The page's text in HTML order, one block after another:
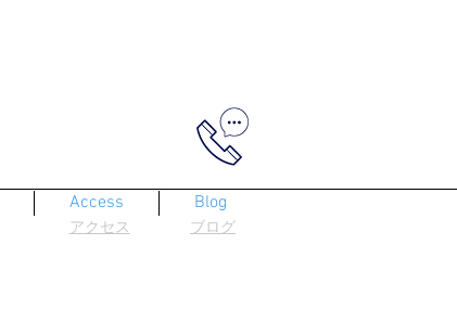
Access Blog
​アクセス ​ブログ